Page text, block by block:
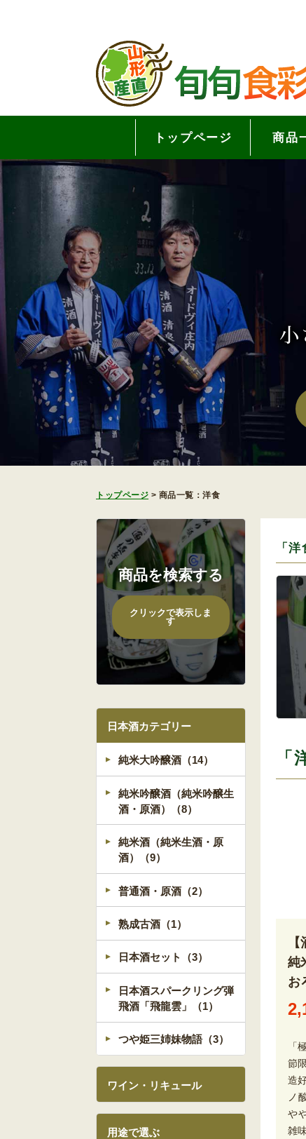
トップページ 商品
トップページ > 商品一覧：洋食
「
純
お
「
節
造
ノ
や
雑
商品を検索する
日本酒カテゴリー
純米大吟醸酒（14）
純米吟醸酒（純米吟醸生
酒・原酒）（8）
純米酒（純米生酒・原
酒）（9）
普通酒・原酒（2）
熟成古酒（1）
日本酒セット（3）
日本酒スパークリング弾
飛酒「飛龍雲」（1）
つや姫三姉妹物語（3）
ワイン・リキュール
用途で選ぶ